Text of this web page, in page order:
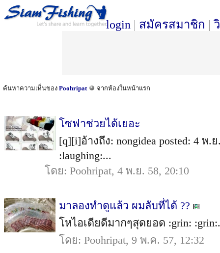
login | สมัครสมาชิก |
ค้นหาความเห็นของ Poohripat จากห้องในหน้าแรก
โซฟาช่วยได้เยอะ
[q][i]อ้างถึง: nongidea posted: 4
:laughing:...
โดย: Poohripat, 4 พ.ย. 58, 20:10
มาลองทำดูแล้ว ผมลับที่ได้ ??
โหไอเดียดีมากๆสุดยอด :grin:
โดย: Poohripat, 9 พ.ค. 57, 12:32